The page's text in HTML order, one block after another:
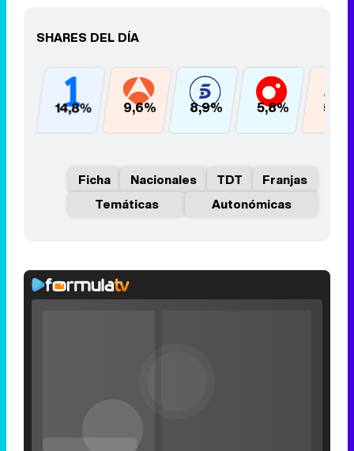
SHARES DEL DÍA
14,8% 9,6% 8,9% 5,8%
Ficha Nacionales TDT
Franjas
Temáticas
Autonómicas